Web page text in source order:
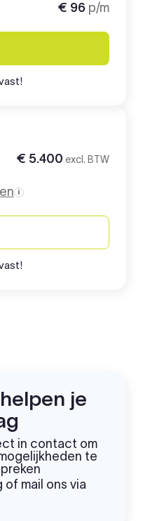
€ 96 p/m
€ 5.400 excl. BTW
je
in contact om
te
of mail ons via